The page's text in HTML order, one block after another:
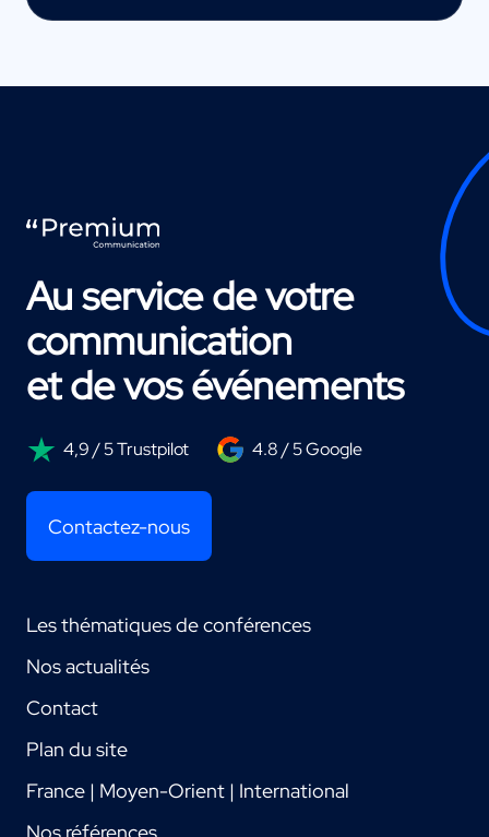
Au service de votre
communication
et de vos événements
4,9 / 5 Trustpilot 4.8 / 5 Google
Contactez-nous
Les thématiques de conférences
Nos actualités
Contact
Plan du site
France | Moyen-Orient | International